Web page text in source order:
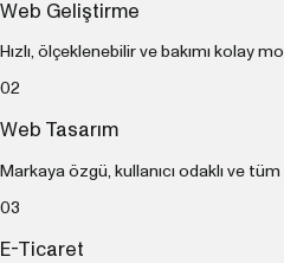
Web Geliştirme
Hızlı, ölçeklenebilir ve bakımı kolay
02
Web Tasarım
Markaya özgü, kullanıcı odaklı ve
03
E-Ticaret